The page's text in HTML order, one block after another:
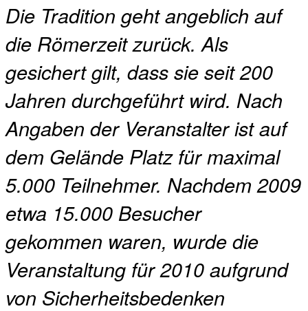
Die Tradition geht angeblich auf
die Römerzeit zurück. Als
gesichert gilt, dass sie seit 200
Jahren durchgeführt wird. Nach
Angaben der Veranstalter ist auf
dem Gelände Platz für maximal
5.000 Teilnehmer. Nachdem 2009
etwa 15.000 Besucher
gekommen waren, wurde die
Veranstaltung für 2010 aufgrund
von Sicherheitsbedenken